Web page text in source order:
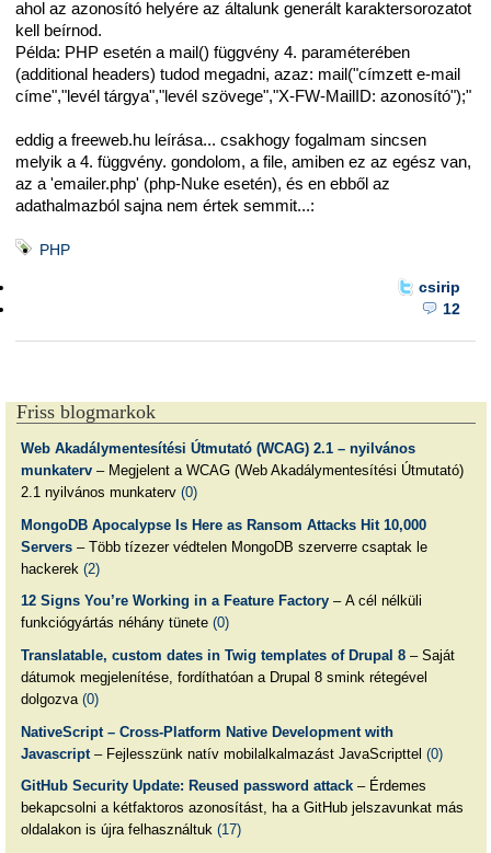
ahol az azonosító helyére az általunk generált karaktersorozatot
kell beírnod.
Példa: PHP esetén a mail() függvény 4. paraméterében
(additional headers) tudod megadni, azaz: mail("címzett e-mail
címe","levél tárgya","levél szövege","X-FW-MailID: azonosító");"
eddig a freeweb.hu leírása... csakhogy fogalmam sincsen
melyik a 4. függvény. gondolom, a file, amiben ez az egész van,
az a 'emailer.php' (php-Nuke esetén), és en ebből az
adathalmazból sajna nem értek semmit...:
PHP
csirip
12
Friss blogmarkok
Web Akadálymentesítési Útmutató (WCAG) 2.1 – nyilvános
munkaterv– Megjelent a WCAG (Web Akadálymentesítési Útmutató)
2.1 nyilvános munkaterv (0)
MongoDB Apocalypse Is Here as Ransom Attacks Hit 10,000
Servers– Több tízezer védtelen MongoDB szerverre csaptak le
hackerek (2)
12 Signs You’re Working in a Feature Factory– A cél nélküli
funkciógyártás néhány tünete (0)
Translatable, custom dates in Twig templates of Drupal 8– Saját
dátumok megjelenítése, fordíthatóan a Drupal 8 smink rétegével
dolgozva (0)
NativeScript – Cross-Platform Native Development with
Javascript– Fejlesszünk natív mobilalkalmazást JavaScripttel (0)
GitHub Security Update: Reused password attack– Érdemes
bekapcsolni a kétfaktoros azonosítást, ha a GitHub jelszavunkat más
oldalakon is újra felhasználtuk (17)